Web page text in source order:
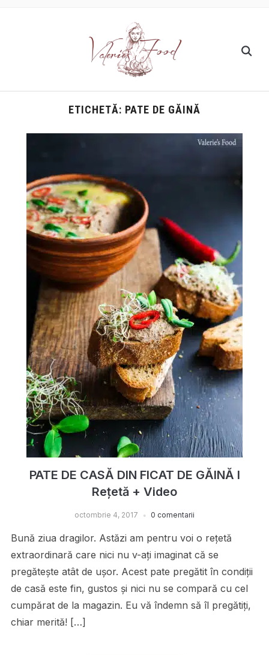
ETICHETĂ: PATE DE GĂINĂ
PATE DE CASĂ DIN FICAT DE GĂINĂ I
Rețetă + Video
octombrie 4, 2017 0 comentarii
Bună ziua dragilor. Astăzi am pentru voi o rețetă
extraordinară care nici nu v-ați imaginat că se
pregătește atât de ușor. Acest pate pregătit în condiții
de casă este fin, gustos și nici nu se compară cu cel
cumpărat de la magazin. Eu vă îndemn să îl pregătiți,
chiar merită! […]